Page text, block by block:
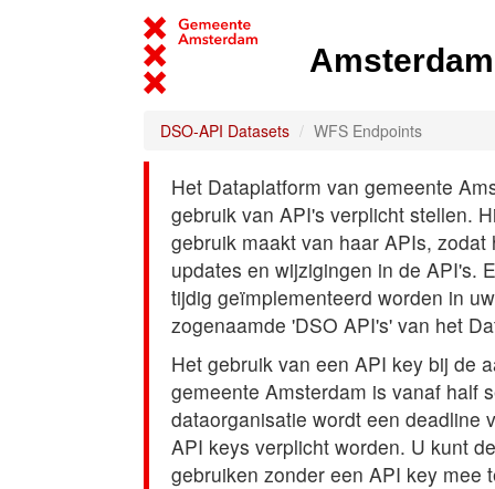
DSO-API Datasets WFS Endpoints
Het Dataplatform van gemeente
gebruik van API's verplicht stellen.
gebruik maakt van haar APIs,
updates en wijzigingen in de API's.
tijdig geïmplementeerd worden in
zogenaamde 'DSO API's' van het
Het gebruik van een API key bij de
gemeente Amsterdam is vanaf half
dataorganisatie wordt een deadline
API keys verplicht worden. U kunt
gebruiken zonder een API key mee